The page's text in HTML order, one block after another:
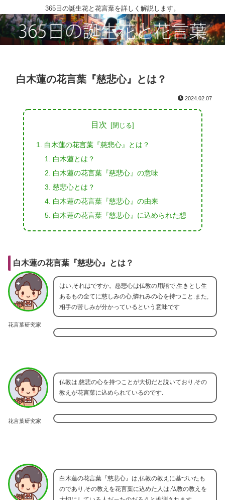
365日の誕生花と花言葉を詳しく解説します。
白木蓮の花言葉『慈悲心』とは？
2024.02.07
目次
白木蓮の花言葉『慈悲心』とは？
白木蓮とは？
白木蓮の花言葉『慈悲心』の意味
慈悲心とは？
白木蓮の花言葉『慈悲心』の由来
白木蓮の花言葉『慈悲心』に込められた想
白木蓮の花言葉『慈悲心』とは？
花言葉研究家
はい,それはですか。慈悲心は仏教の用語で,生きとし生
あるもの全てに慈しみの心,憐れみの心を持つこと.また,
相手の苦しみが分かっているという意味です
花言葉研究家
仏教は,慈悲の心を持つことが大切だと説いており,その
教えが花言葉に込められているのです.
白木蓮の花言葉『慈悲心』は,仏教の教えに基づいたも
のであり,その教えを花言葉に込めた人は,仏教の教えを